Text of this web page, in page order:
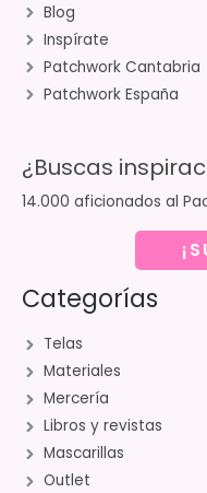
Blog
Inspírate
Patchwork Cantabria
Patchwork España
¿Buscas
14.000 aficionados al
Categorías
Telas
Materiales
Mercería
Libros y revistas
Mascarillas
Outlet